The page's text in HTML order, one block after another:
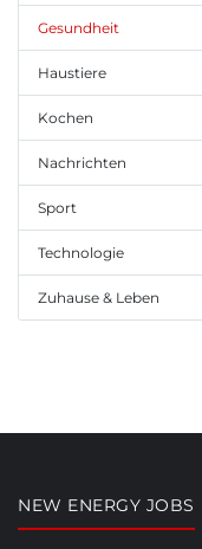
Gesundheit
Haustiere
Kochen
Nachrichten
Sport
Technologie
Zuhause & Leben
NEW ENERGY JOBS